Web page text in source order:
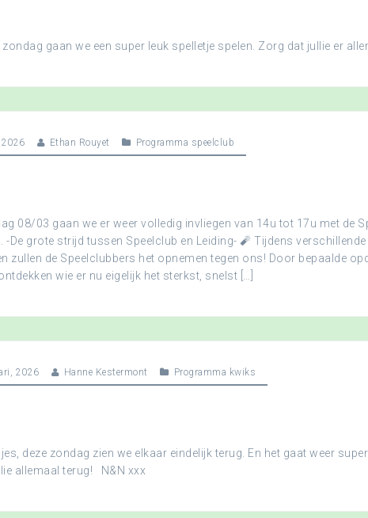
zondag gaan we een super leuk spelletje spelen. Zorg dat jullie er
Ethan Rouyet Programma speelclub
08/03 gaan we er weer volledig invliegen van 14u tot 17u met de
-De grote strijd tussen Speelclub en Leiding- 🧨 Tijdens
zullen de Speelclubbers het opnemen tegen ons! Door bepaalde
wie er nu eigelijk het sterkst, snelst […]
2026 Hanne Kestermont Programma kwiks
deze zondag zien we elkaar eindelijk terug. En het gaat weer
allemaal terug! N&N xxx